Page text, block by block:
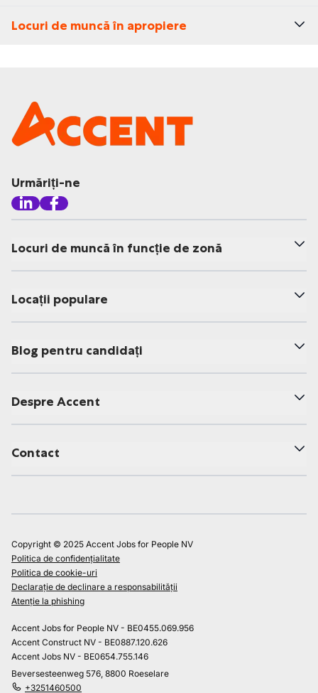
Locuri de muncă în apropiere
Urmăriți-ne
Locuri de muncă în funcție de zonă
Locații populare
Blog pentru candidați
Despre Accent
Contact
Copyright © 2025 Accent Jobs for People NV
Politica de confidențialitate
Politica de cookie-uri
Declarație de declinare a responsabilității
Atenție la phishing
Accent Jobs for People NV - BE0455.069.956
Accent Construct NV - BE0887.120.626
Accent Jobs NV - BE0654.755.146
Beversesteenweg 576, 8800 Roeselare
+3251460500